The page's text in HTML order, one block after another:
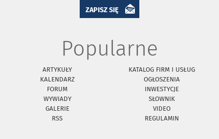
ZAPISZ SIĘ
Popularne
ARTYKUŁY
KATALOG FIRM I USŁUG
KALENDARZ
OGŁOSZENIA
FORUM
INWESTYCJE
WYWIADY
SŁOWNIK
GALERIE
VIDEO
RSS
REGULAMIN